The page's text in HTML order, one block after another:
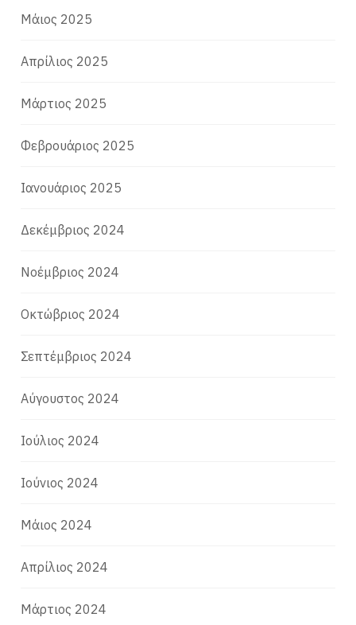
Μάιος 2025
Απρίλιος 2025
Μάρτιος 2025
Φεβρουάριος 2025
Ιανουάριος 2025
Δεκέμβριος 2024
Νοέμβριος 2024
Οκτώβριος 2024
Σεπτέμβριος 2024
Αύγουστος 2024
Ιούλιος 2024
Ιούνιος 2024
Μάιος 2024
Απρίλιος 2024
Μάρτιος 2024